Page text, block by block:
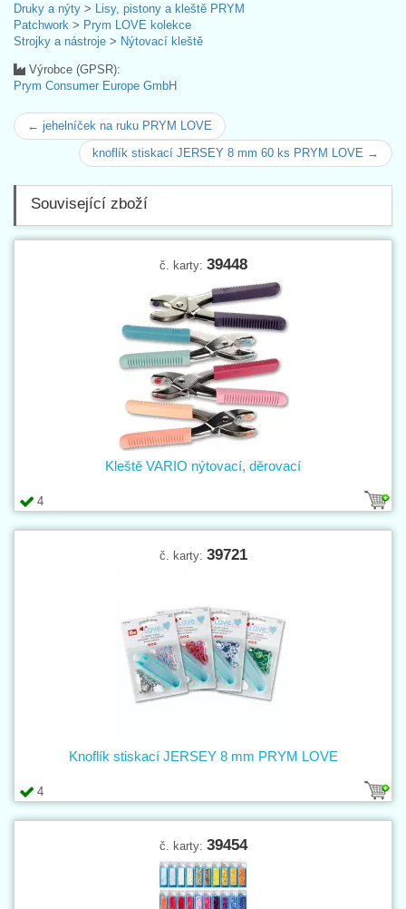
Druky a nýty > Lisy, pistony a kleště PRYM
Patchwork > Prym LOVE kolekce
Strojky a nástroje > Nýtovací kleště
Výrobce (GPSR):
Prym Consumer Europe GmbH
← jehelníček na ruku PRYM LOVE
knoflík stiskací JERSEY 8 mm 60 ks PRYM LOVE →
Související zboží
č. karty: 39448
4
Kleště VARIO nýtovací, děrovací
č. karty: 39721
4
Knoflík stiskací JERSEY 8 mm PRYM LOVE
č. karty: 39454